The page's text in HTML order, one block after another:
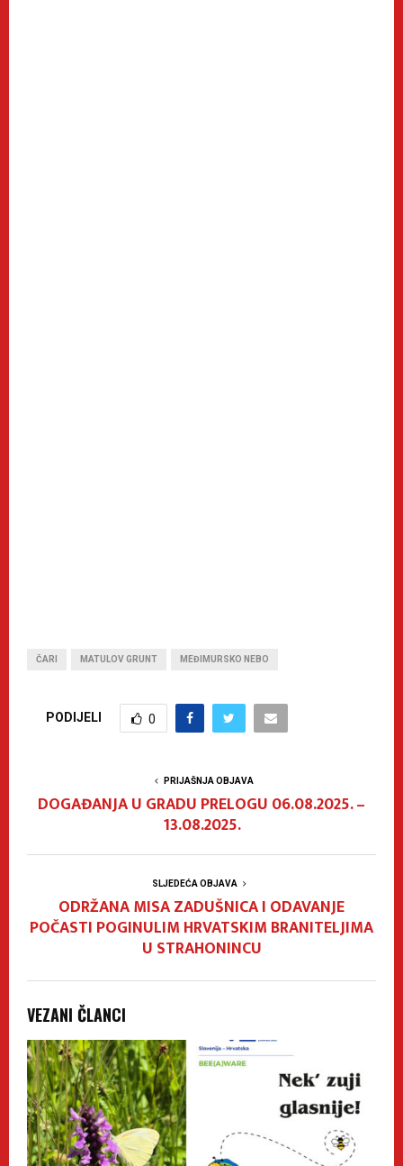
ČARI MATULOV GRUNT MEĐIMURSKO NEBO
PODIJELI 0
PRIJAŠNJA OBJAVA
DOGAĐANJA U GRADU PRELOGU 06.08.2025. –
13.08.2025.
SLJEDEĆA OBJAVA
ODRŽANA MISA ZADUŠNICA I ODAVANJE
POČASTI POGINULIM HRVATSKIM BRANITELJIMA
U STRAHONINCU
VEZANI ČLANCI